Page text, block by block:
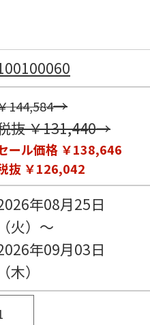
144,584→
抜 ￥131,440→
ール価格 ￥138,646
抜 ￥126,042
年08月25日
（火）～
年09月03日
（木）